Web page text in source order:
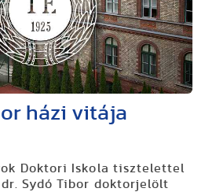
házi vitája
Doktori Iskola tisztelettel
Sydó Tibor doktorjelölt